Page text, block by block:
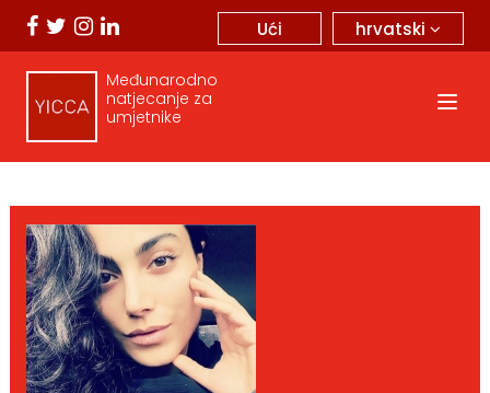
hrvatski
Ući
Međunarodno
natjecanje za
umjetnike